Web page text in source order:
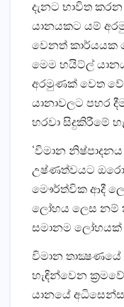
දැනට භාවිත
යානයකට යම්
වෙනත් කාර්යයක
මෙම හයිට්ල්
අරමුණක් වෙත
යානාවලට පහර
හරවා සිදුකිරීමේ
‘විමාන
උෂ්ණත්වයට
මෞර්ත්වික ආදී
ලෝහය ලෙස නම්
සමානම ලෝහයක්
විමාන
හැඳින්වෙන
යානයේ